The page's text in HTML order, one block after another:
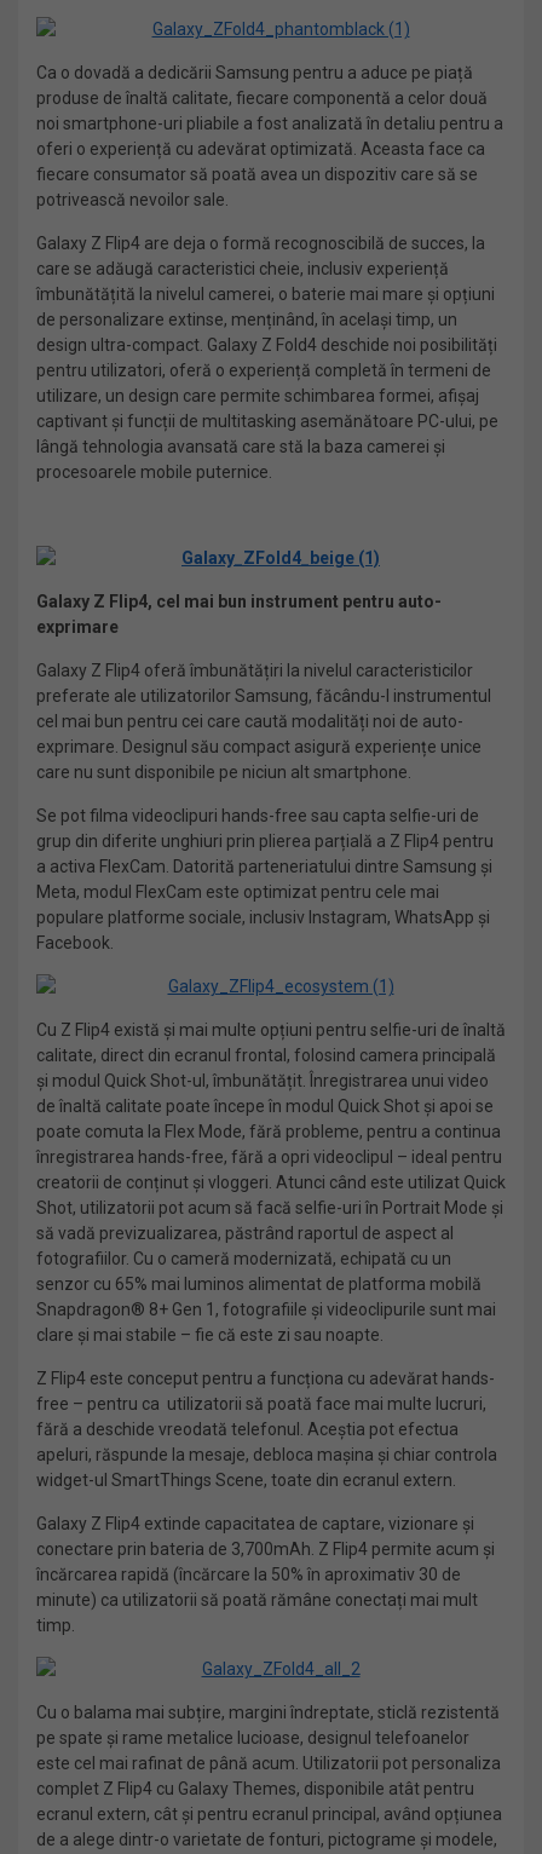
Ca o dovadă a dedicării Samsung pentru a aduce pe piață
produse de înaltă calitate, fiecare componentă a celor două
noi smartphone-uri pliabile a fost analizată în detaliu pentru a
oferi o experiență cu adevărat optimizată. Aceasta face ca
fiecare consumator să poată avea un dispozitiv care să se
potrivească nevoilor sale.
Galaxy Z Flip4 are deja o formă recognoscibilă de succes, la
care se adăugă caracteristici cheie, inclusiv experiență
îmbunătățită la nivelul camerei, o baterie mai mare și opțiuni
de personalizare extinse, menținând, în același timp, un
design ultra-compact. Galaxy Z Fold4 deschide noi posibilități
pentru utilizatori, oferă o experiență completă în termeni de
utilizare, un design care permite schimbarea formei, afișaj
captivant și funcții de multitasking asemănătoare PC-ului, pe
lângă tehnologia avansată care stă la baza camerei și
procesoarele mobile puternice.
Galaxy Z Flip4, cel mai bun instrument pentru auto-
exprimare
Galaxy Z Flip4 oferă îmbunătățiri la nivelul caracteristicilor
preferate ale utilizatorilor Samsung, făcându-l instrumentul
cel mai bun pentru cei care caută modalități noi de auto-
exprimare. Designul său compact asigură experiențe unice
care nu sunt disponibile pe niciun alt smartphone.
Se pot filma videoclipuri hands-free sau capta selfie-uri de
grup din diferite unghiuri prin plierea parțială a Z Flip4 pentru
a activa FlexCam. Datorită parteneriatului dintre Samsung și
Meta, modul FlexCam este optimizat pentru cele mai
populare platforme sociale, inclusiv Instagram, WhatsApp și
Facebook.
Cu Z Flip4 există și mai multe opțiuni pentru selfie-uri de înaltă
calitate, direct din ecranul frontal, folosind camera principală
și modul Quick Shot-ul, îmbunătățit. Înregistrarea unui video
de înaltă calitate poate începe în modul Quick Shot și apoi se
poate comuta la Flex Mode, fără probleme, pentru a continua
înregistrarea hands-free, fără a opri videoclipul – ideal pentru
creatorii de conținut și vloggeri. Atunci când este utilizat Quick
Shot, utilizatorii pot acum să facă selfie-uri în Portrait Mode și
să vadă previzualizarea, păstrând raportul de aspect al
fotografiilor. Cu o cameră modernizată, echipată cu un
senzor cu 65% mai luminos alimentat de platforma mobilă
Snapdragon® 8+ Gen 1, fotografiile și videoclipurile sunt mai
clare și mai stabile – fie că este zi sau noapte.
Z Flip4 este conceput pentru a funcționa cu adevărat hands-
free – pentru ca utilizatorii să poată face mai multe lucruri,
fără a deschide vreodată telefonul. Aceștia pot efectua
apeluri, răspunde la mesaje, debloca mașina și chiar controla
widget-ul SmartThings Scene, toate din ecranul extern.
Galaxy Z Flip4 extinde capacitatea de captare, vizionare și
conectare prin bateria de 3,700mAh. Z Flip4 permite acum și
încărcarea rapidă (încărcare la 50% în aproximativ 30 de
minute) ca utilizatorii să poată rămâne conectați mai mult
timp.
Cu o balama mai subțire, margini îndreptate, sticlă rezistentă
pe spate și rame metalice lucioase, designul telefoanelor
este cel mai rafinat de până acum. Utilizatorii pot personaliza
complet Z Flip4 cu Galaxy Themes, disponibile atât pentru
ecranul extern, cât și pentru ecranul principal, având opțiunea
de a alege dintr-o varietate de fonturi, pictograme și modele,